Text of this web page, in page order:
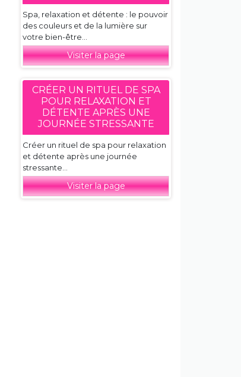
Spa, relaxation et détente : le pouvoir
des couleurs et de la lumière sur
votre bien-être...
Visiter la page
CRÉER UN RITUEL DE SPA
POUR RELAXATION ET
DÉTENTE APRÈS UNE
JOURNÉE STRESSANTE
Créer un rituel de spa pour relaxation
et détente après une journée
stressante...
Visiter la page